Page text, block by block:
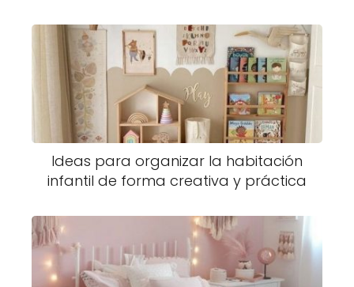
Ideas para organizar la habitación
infantil de forma creativa y práctica